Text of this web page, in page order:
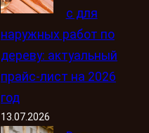
с для
наружных работ по
дереву: актуальный
прайс-лист на 2026
год
13.07.2026